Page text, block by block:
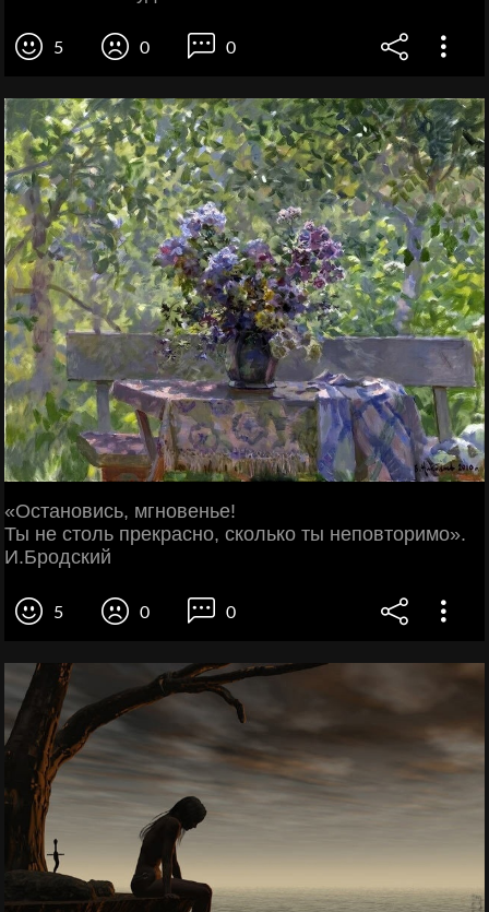
5 0 0
«Остановись, мгновенье!
Ты не столь прекрасно, сколько ты неповторимо».
И.Бродский
5 0 0